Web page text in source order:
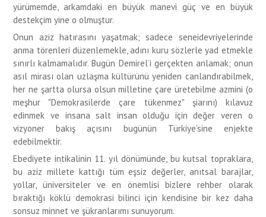
yürümemde, arkamdaki en büyük manevi güç ve en büyük
destekçim yine o olmuştur.
Onun aziz hatırasını yaşatmak; sadece seneidevriyelerinde
anma törenleri düzenlemekle, adını kuru sözlerle yad etmekle
sınırlı kalmamalıdır. Bugün Demirel’i gerçekten anlamak; onun
asıl mirası olan uzlaşma kültürünü yeniden canlandırabilmek,
her ne şartta olursa olsun milletine çare üretebilme azmini (o
meşhur "Demokrasilerde çare tükenmez" şiarını) kılavuz
edinmek ve insana salt insan olduğu için değer veren o
vizyoner bakış açısını bugünün Türkiye’sine enjekte
edebilmektir.
Ebediyete intikalinin 11. yıl dönümünde, bu kutsal topraklara,
bu aziz millete kattığı tüm eşsiz değerler, anıtsal barajlar,
yollar, üniversiteler ve en önemlisi bizlere rehber olarak
bıraktığı köklü demokrasi bilinci için kendisine bir kez daha
sonsuz minnet ve şükranlarımı sunuyorum.